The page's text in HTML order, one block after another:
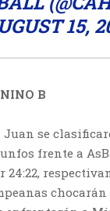
15,
B
Juan se
frente a
24:22,